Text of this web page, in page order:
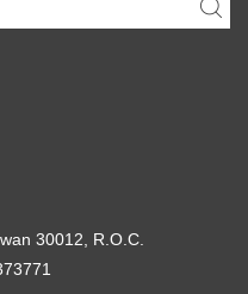
30012, R.O.C.